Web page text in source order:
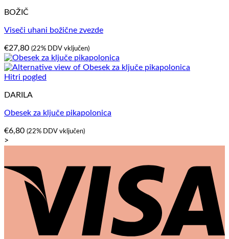
BOŽIČ
Viseči uhani božične zvezde
€27,80 (22% DDV vključen)
Hitri pogled
DARILA
Obesek za ključe pikapolonica
€6,80 (22% DDV vključen)
>